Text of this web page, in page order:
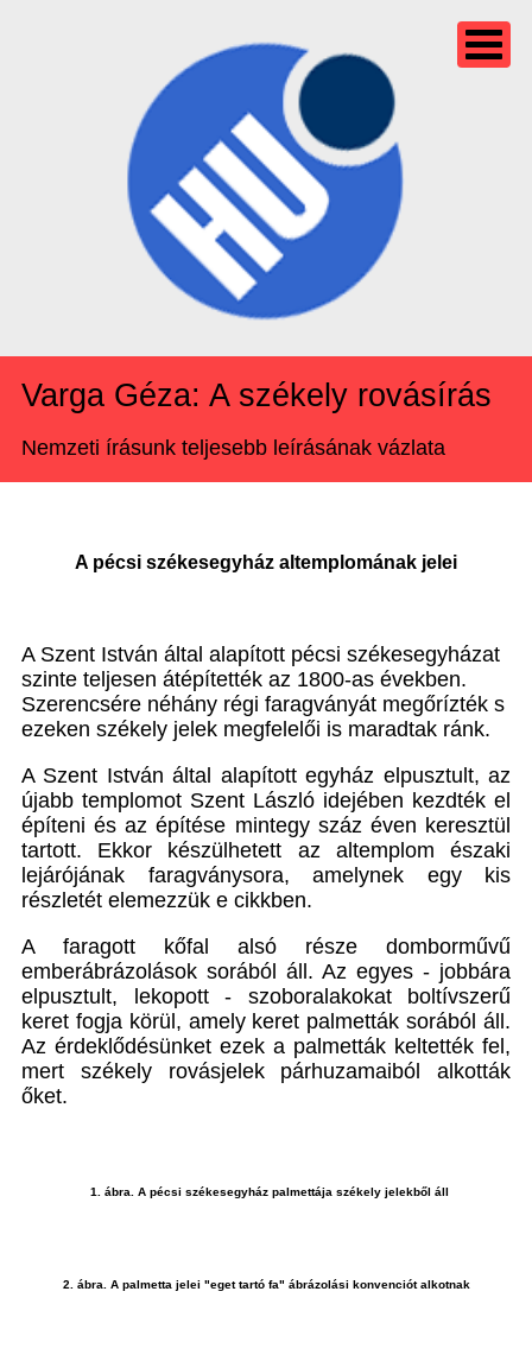
Varga Géza: A székely rovásírás
Nemzeti írásunk teljesebb leírásának vázlata
A pécsi székesegyház altemplomának jelei
A Szent István által alapított pécsi székesegyházat
szinte teljesen átépítették az 1800-as években.
Szerencsére néhány régi faragványát megőrízték s
ezeken székely jelek megfelelői is maradtak ránk.
A Szent István által alapított egyház elpusztult, az
újabb templomot Szent László idejében kezdték el
építeni és az építése mintegy száz éven keresztül
tartott. Ekkor készülhetett az altemplom északi
lejárójának faragványsora, amelynek egy kis
részletét elemezzük e cikkben.
A faragott kőfal alsó része domborművű
emberábrázolások sorából áll. Az egyes - jobbára
elpusztult, lekopott - szoboralakokat boltívszerű
keret fogja körül, amely keret palmetták sorából áll.
Az érdeklődésünket ezek a palmetták keltették fel,
mert székely rovásjelek párhuzamaiból alkották
őket.
1. ábra. A pécsi székesegyház palmettája székely jelekből áll
2. ábra. A palmetta jelei "eget tartó fa" ábrázolási konvenciót alkotnak